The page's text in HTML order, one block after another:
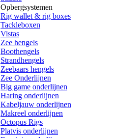
Opbergsystemen
Rig wallet & rig boxes
Tackleboxen
Vistas
Zee hengels
Boothengels
Strandhengels
Zeebaars hengels
Zee Onderlijnen
Big game onderlijnen
Haring onderlijnen
Kabeljauw onderlijnen
Makreel onderlijnen
Octopus Rigs
Platvis onderlijnen